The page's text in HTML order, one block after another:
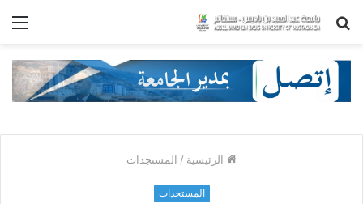
بحث
الرئيسية / المستجدات
المستجدات